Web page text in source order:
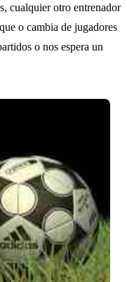
cualquier otro entrenador
o cambia de jugadores
o nos espera un